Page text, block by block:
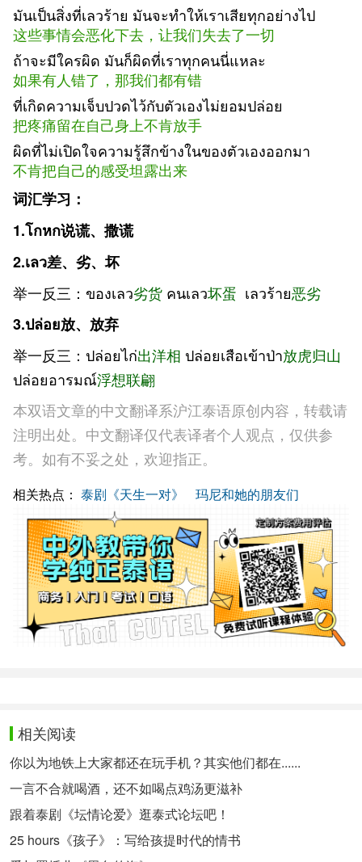
มันเป็นสิ่งที่เลวร้าย มันจะทำให้เราเสียทุกอย่างไป
这些事情会恶化下去，让我们失去了一切
ถ้าจะมีใครผิด มันก็ผิดที่เราทุกคนนี่แหละ
如果有人错了，那我们都有错
ที่เกิดความเจ็บปวดไว้กับตัวเองไม่ยอมปล่อย
把疼痛留在自己身上不肯放手
ผิดที่ไม่เปิดใจความรู้สึกข้างในของตัวเองออกมา
不肯把自己的感受坦露出来
词汇学习：
1.โกหก说谎、撒谎
2.เลว差、劣、坏
举一反三：ของเลว劣货 คนเลว坏蛋 เลวร้าย恶劣
3.ปล่อย放、放弃
举一反三： ปล่อยไก่出洋相 ปล่อยเสือเข้าป่า放虎归山
ปล่อยอารมณ์浮想联翩
本双语文章的中文翻译系沪江泰语原创内容，转载请
注明出处。中文翻译仅代表译者个人观点，仅供参
考。如有不妥之处，欢迎指正。
相关热点： 泰剧《天生一对》 玛尼和她的朋友们
相关阅读
你以为地铁上大家都还在玩手机？其实他们都在......
一言不合就喝酒，还不如喝点鸡汤更滋补
跟着泰剧《坛情论爱》逛泰式论坛吧！
25 hours《孩子》：写给孩提时代的情书